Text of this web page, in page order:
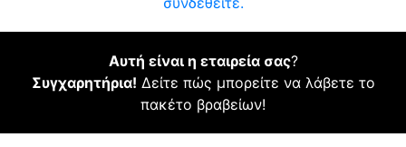
Αυτή είναι η εταιρεία σας?
Συγχαρητήρια! Δείτε πώς μπορείτε να λάβετε το
πακέτο βραβείων!